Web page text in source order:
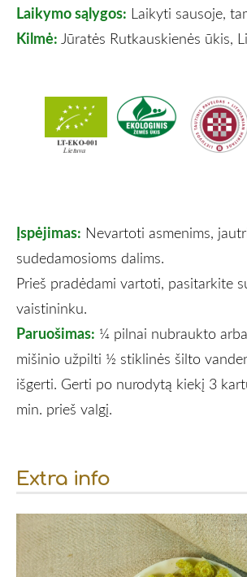
Extra info
Laikymo sąlygos: Laikyti sausoje,
Kilmė: Jūratės Rutkauskienės ūkis,
Įspėjimas: Nevartoti asmenims,
sudedamosioms dalims.
Prieš pradėdami vartoti, pasitarkite
vaistininku.
Paruošimas: ¼ pilnai nubraukto
mišinio užpilti ½ stiklinės šilto
išgerti. Gerti po nurodytą kiekį 3
min. prieš valgį.